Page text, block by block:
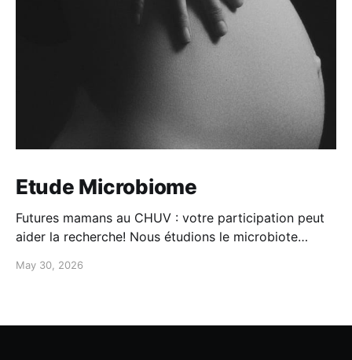
Etude Microbiome
Futures mamans au CHUV : votre participation peut
aider la recherche! Nous étudions le microbiote
questionnaires + prélèvements -100CHF de
May 30, 2026